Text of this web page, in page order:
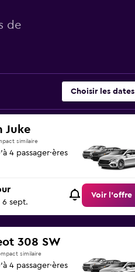
de
Choisir les dates
Juke
similaire
4 passager·ères
sept.
Voir l’offre
308 SW
similaire
4 passager·ères